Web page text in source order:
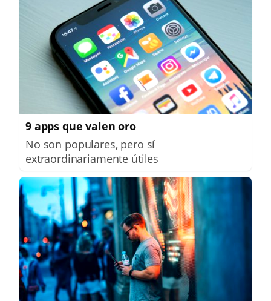
9 apps que valen oro
No son populares, pero sí
extraordinariamente útiles